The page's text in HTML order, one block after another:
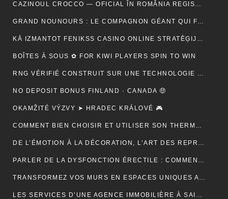
CAZINOUL CROCCO — OFICIAL ÎN ROMÂNIA REGISTER FREE
GRAND NOUNOURS : LE COMPAGNON GÉANT QUI FAIT FONDRE TOUS LES CŒURS
KĀ IZMANTOT FENIKSS CASINO ONLINE STRATĒĢIJAS, LAI PALIELINĀTU IZREDZES
BOÎTES À SOUS ✿ FOR KIWI PLAYERS SPIN TO WIN
RNG VÉRIFIÉ CONSTRUIT SUR UNE TECHNOLOGIE SÉCURISÉE 🚀 IN NEW ZEALAND START SPINNING
NO DEPOSIT BONUS FINLAND · CANADA 🤑
OKAMŽITÉ VÝZVY ➤ HRADEC KRÁLOVÉ 🎮
COMMENT BIEN CHOISIR ET UTILISER SON THERMOCYCLEUR AU LABORATOIRE
DE L’ÉMOTION À LA DÉCORATION, L’ART DES REPRODUCTIONS QUI DONNENT VIE À VOS MURS
PARLER DE LA DYSFONCTION ÉRECTILE : COMMENT BRISER LE TABOU ?
TRANSFORMEZ VOS MURS EN ESPACES UNIQUES AVEC UN STICKERS PERSONNALISÉ C-STICKERS
LES SERVICES D’UNE AGENCE IMMOBILIÈRE À SAINT-CYR-SUR-MER EXPLIQUÉS EN DÉTAIL